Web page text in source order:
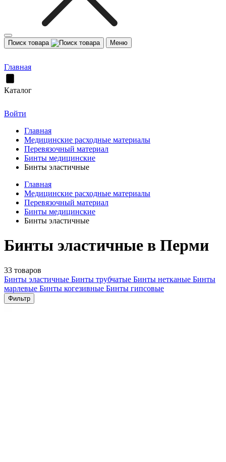
Поиск товара Меню
Главная
Каталог
Войти
Главная
Медицинские расходные материалы
Перевязочный материал
Бинты медицинские
Бинты эластичные
Главная
Медицинские расходные материалы
Перевязочный материал
Бинты медицинские
Бинты эластичные
Бинты эластичные в Перми
33 товаров
Бинты эластичные Бинты трубчатые Бинты нетканые Бинты
марлевые Бинты когезивные Бинты гипсовые
Фильтр